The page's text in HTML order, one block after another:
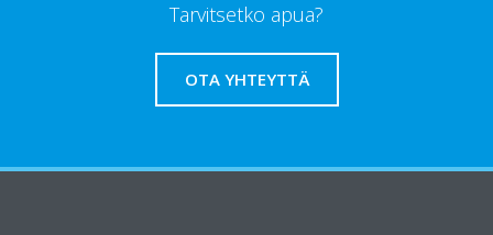
Tarvitsetko apua?
OTA YHTEYTTÄ